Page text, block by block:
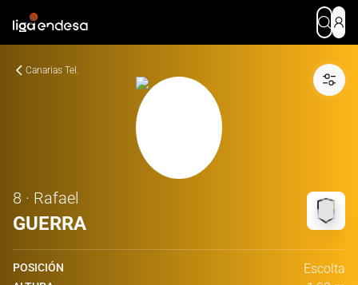
Canarias Tel.
8 · Rafael
GUERRA
POSICIÓN Escolta